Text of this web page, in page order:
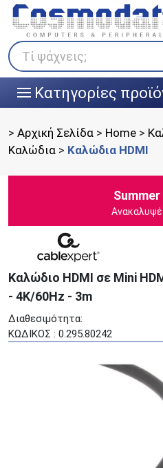
Τί ψάχνεις;
||| Κατηγορίες
Klarna
Πληρώστε σε 3
άτοκες δόσεις
> Αρχική Σελίδα > Home >
Καλώδια > Καλώδια HDMI
Summer
Καλώδιο HDMI σε Mini
- 4K/60Hz - 3m
Διαθεσιμότητα:
ΚΩΔΙΚΟΣ : 0.295.80242